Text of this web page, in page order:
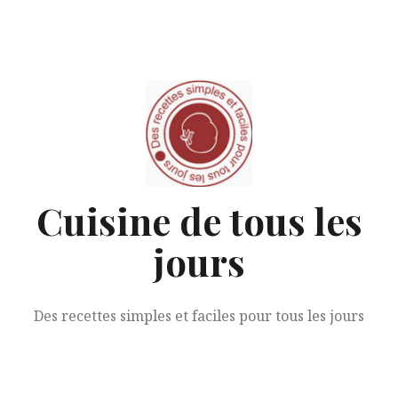
Cuisine de tous les
jours
Des recettes simples et faciles pour tous les jours